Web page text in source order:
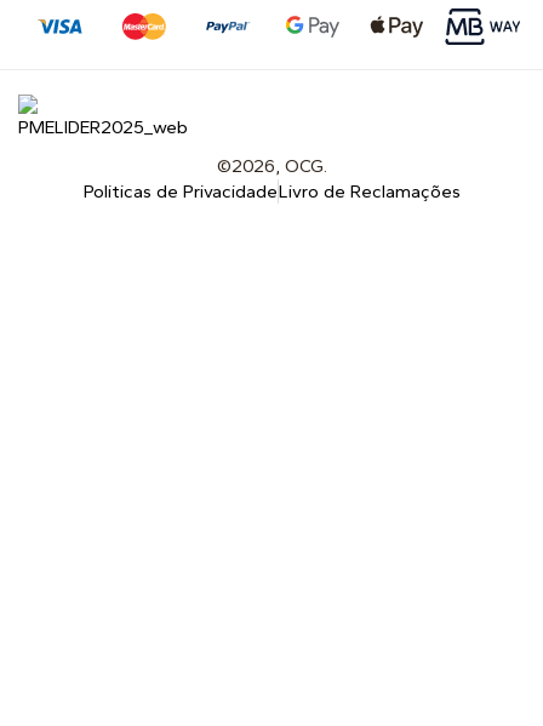
©2026, OCG.
Politicas de PrivacidadeLivro de Reclamações